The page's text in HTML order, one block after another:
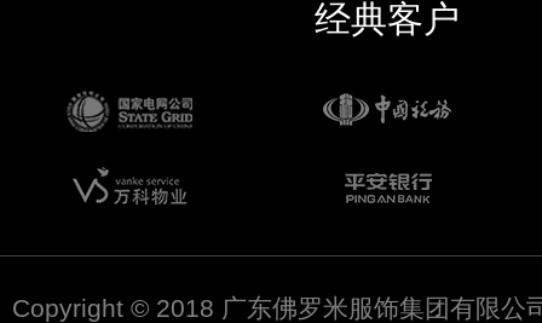
经典客户
Copyright © 2018 广东佛罗米服饰集团有限公